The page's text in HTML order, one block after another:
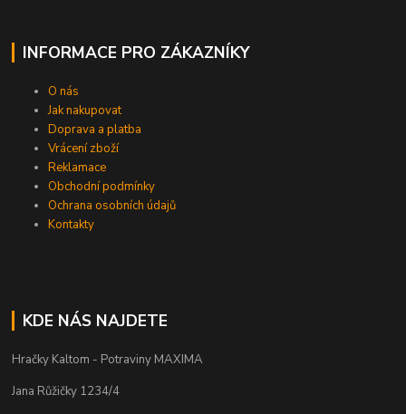
INFORMACE PRO ZÁKAZNÍKY
O nás
Jak nakupovat
Doprava a platba
Vrácení zboží
Reklamace
Obchodní podmínky
Ochrana osobních údajů
Kontakty
KDE NÁS NAJDETE
Hračky Kaltom - Potraviny MAXIMA
Jana Růžičky 1234/4